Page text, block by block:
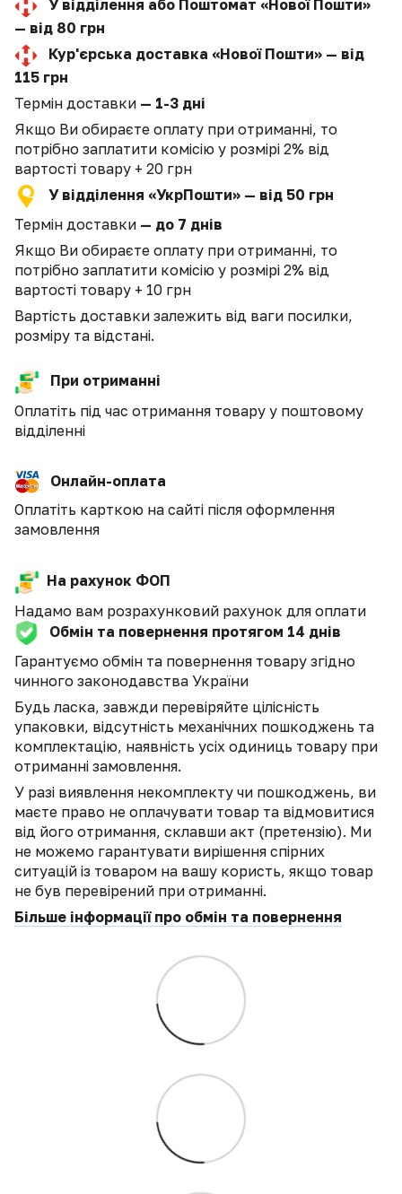
У відділення або Поштомат «Нової Пошти»
— від 80 грн
Кур'єрська доставка «Нової Пошти» — від
115 грн
Термін доставки — 1-3 дні
Якщо Ви обираєте оплату при отриманні, то
потрібно заплатити комісію у розмірі 2% від
вартості товару + 20 грн
У відділення «УкрПошти» — від 50 грн
Термін доставки — до 7 днів
Якщо Ви обираєте оплату при отриманні, то
потрібно заплатити комісію у розмірі 2% від
вартості товару + 10 грн
Вартість доставки залежить від ваги посилки,
розміру та відстані.
При отриманні
Оплатіть під час отримання товару у поштовому
відділенні
Онлайн-оплата
Оплатіть карткою на сайті після оформлення
замовлення
На рахунок ФОП
Надамо вам розрахунковий рахунок для оплати
Обмін та повернення протягом 14 днів
Гарантуємо обмін та повернення товару згідно
чинного законодавства України
Будь ласка, завжди перевіряйте цілісність
упаковки, відсутність механічних пошкоджень та
комплектацію, наявність усіх одиниць товару при
отриманні замовлення.
У разі виявлення некомплекту чи пошкоджень, ви
маєте право не оплачувати товар та відмовитися
від його отримання, склавши акт (претензію). Ми
не можемо гарантувати вирішення спірних
ситуацій із товаром на вашу користь, якщо товар
не був перевірений при отриманні.
Більше інформації про обмін та повернення